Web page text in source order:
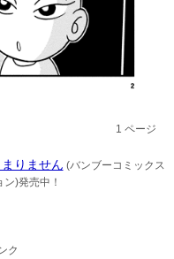
りません (バンブーコミックス
)発売中！
1 ページ
ク